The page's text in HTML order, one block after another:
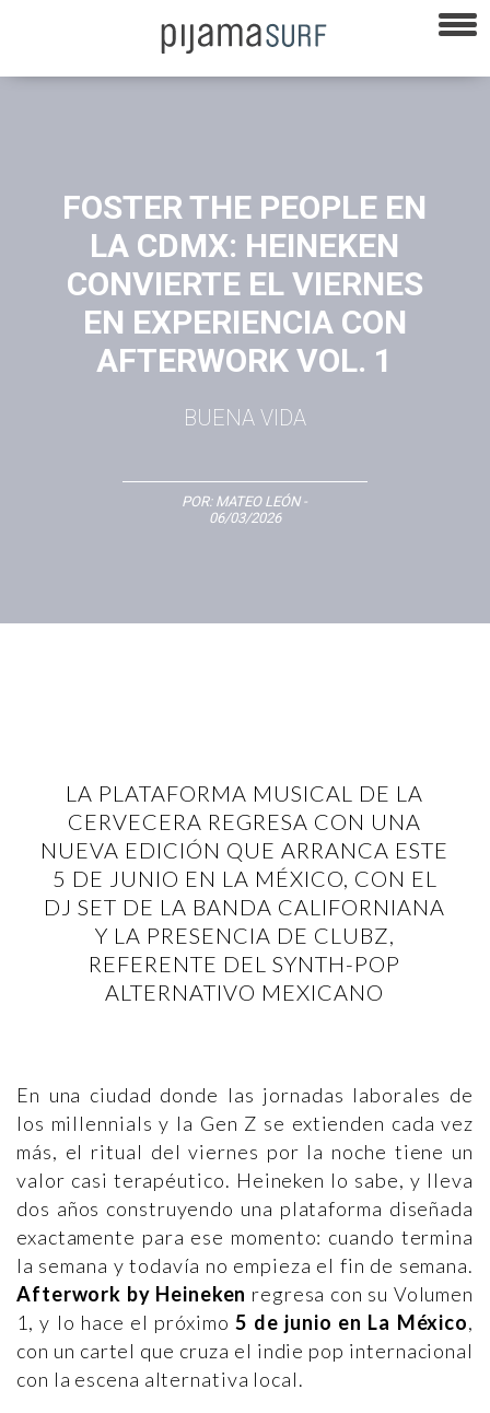
FOSTER THE PEOPLE EN
LA CDMX: HEINEKEN
CONVIERTE EL VIERNES
EN EXPERIENCIA CON
AFTERWORK VOL. 1
BUENA VIDA
POR: MATEO LEÓN-
06/03/2026
LA PLATAFORMA MUSICAL DE LA
CERVECERA REGRESA CON UNA
NUEVA EDICIÓN QUE ARRANCA ESTE
5 DE JUNIO EN LA MÉXICO, CON EL
DJ SET DE LA BANDA CALIFORNIANA
Y LA PRESENCIA DE CLUBZ,
REFERENTE DEL SYNTH-POP
ALTERNATIVO MEXICANO
En una ciudad donde las jornadas laborales de
los millennials y la Gen Z se extienden cada vez
más, el ritual del viernes por la noche tiene un
valor casi terapéutico. Heineken lo sabe, y lleva
dos años construyendo una plataforma diseñada
exactamente para ese momento: cuando termina
la semana y todavía no empieza el fin de semana.
Afterwork by Heineken regresa con su Volumen
1, y lo hace el próximo5 de junio en La México,
con un cartel que cruza el indie pop internacional
con la escena alternativa local.